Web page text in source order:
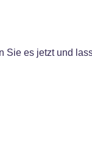
es jetzt und